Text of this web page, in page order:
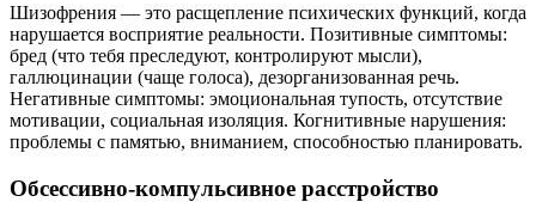
Шизофрения — это расщепление психических функций, когда
нарушается восприятие реальности. Позитивные симптомы:
бред (что тебя преследуют, контролируют мысли),
галлюцинации (чаще голоса), дезорганизованная речь.
Негативные симптомы: эмоциональная тупость, отсутствие
мотивации, социальная изоляция. Когнитивные нарушения:
проблемы с памятью, вниманием, способностью планировать.
Обсессивно-компульсивное расстройство